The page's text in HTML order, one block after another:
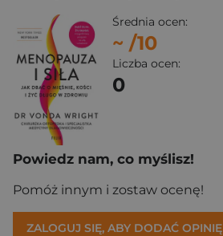
Średnia ocen:
~ /10
Liczba ocen:
0
Powiedz nam, co myślisz!
Pomóż innym i zostaw ocenę!
ZALOGUJ SIĘ, ABY DODAĆ OPINIĘ